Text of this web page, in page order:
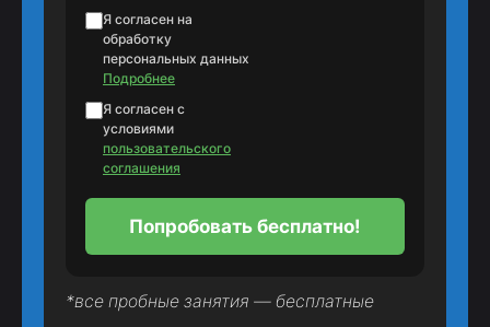
Я согласен на
обработку
персональных данных
Подробнее
Я согласен с
условиями
пользовательского
соглашения
Попробовать бесплатно!
*все пробные занятия — бесплатные